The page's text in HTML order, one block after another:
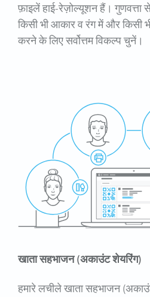
फ़ाइलें हाई-रेज़ोल्यूशन हैं। गुणवत्ता
किसी भी आकार व रंग में और किसी
करने के लिए सर्वोत्तम विकल्प चुनें।
खाता सहभाजन (अकाउंट शेयरिंग)
हमारे लचीले खाता सहभाजन